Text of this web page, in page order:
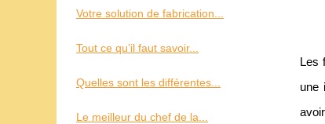
Les
une
Votre solution de fabrication...
Tout ce qu’il faut savoir...
Quelles sont les différentes...
Le meilleur du chef de la...